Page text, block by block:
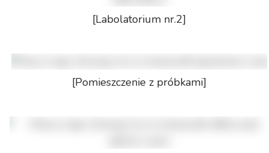
[Labolatorium nr.2]
[Pomieszczenie z próbkami]